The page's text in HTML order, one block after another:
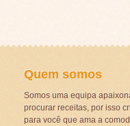
Quem somos
Somos uma equipa
procurar receitas, por isso
para você que ama a